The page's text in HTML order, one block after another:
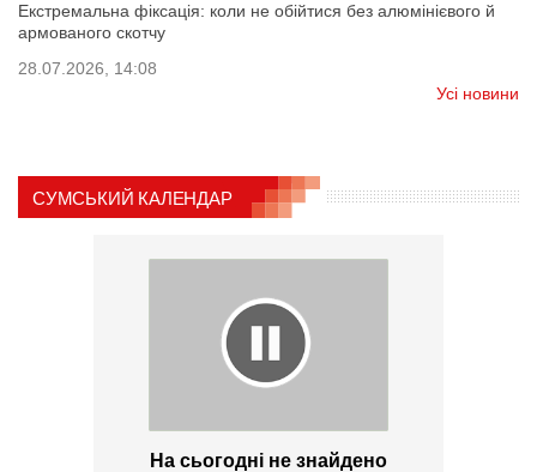
Екстремальна фіксація: коли не обійтися без алюмінієвого й
армованого скотчу
28.07.2026, 14:08
Усі новини
СУМСЬКИЙ КАЛЕНДАР
На сьогодні не знайдено